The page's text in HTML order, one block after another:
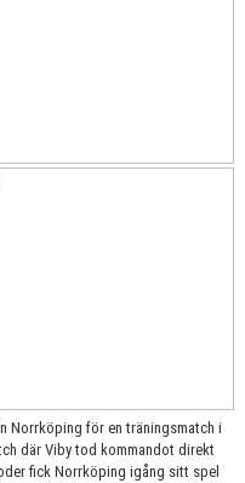
Norrköping för en träningsmatch i
där Viby tod kommandot direkt
fick Norrköping igång sitt spel